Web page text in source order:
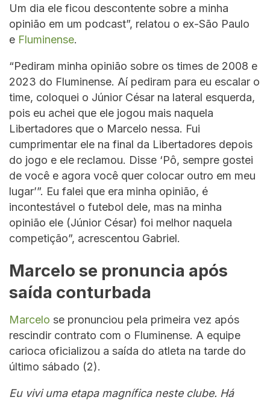
Um dia ele ficou descontente sobre a minha
opinião em um podcast”, relatou o ex-São Paulo
e Fluminense.
“Pediram minha opinião sobre os times de 2008 e
2023 do Fluminense. Aí pediram para eu escalar o
time, coloquei o Júnior César na lateral esquerda,
pois eu achei que ele jogou mais naquela
Libertadores que o Marcelo nessa. Fui
cumprimentar ele na final da Libertadores depois
do jogo e ele reclamou. Disse ‘Pô, sempre gostei
de você e agora você quer colocar outro em meu
lugar’”. Eu falei que era minha opinião, é
incontestável o futebol dele, mas na minha
opinião ele (Júnior César) foi melhor naquela
competição”, acrescentou Gabriel.
Marcelo se pronuncia após
saída conturbada
Marcelo se pronunciou pela primeira vez após
rescindir contrato com o Fluminense. A equipe
carioca oficializou a saída do atleta na tarde do
último sábado (2).
Eu vivi uma etapa magnífica neste clube. Há